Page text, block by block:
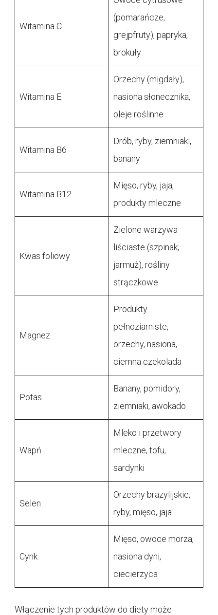
Witamina C
(pomarańcze,
grejpfruty), papryka,
brokuły
Witamina E
Orzechy (migdały),
nasiona słonecznika,
oleje roślinne
Witamina B6
Drób, ryby, ziemniaki,
banany
Witamina B12
Mięso, ryby, jaja,
produkty mleczne
Kwas foliowy
Zielone warzywa
liściaste (szpinak,
jarmuż), rośliny
strączkowe
Magnez
Produkty
pełnoziarniste,
orzechy, nasiona,
ciemna czekolada
Potas
Banany, pomidory,
ziemniaki, awokado
Wapń
Mleko i przetwory
mleczne, tofu,
sardynki
Selen
Orzechy brazylijskie,
ryby, mięso, jaja
Cynk
Mięso, owoce morza,
nasiona dyni,
ciecierzyca
Włączenie tych produktów do diety może